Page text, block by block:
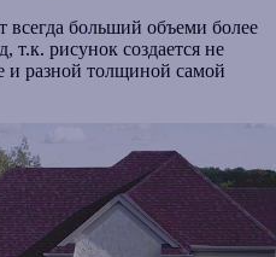
всегда больший объеми более
рисунок создается не
и разной толщиной самой